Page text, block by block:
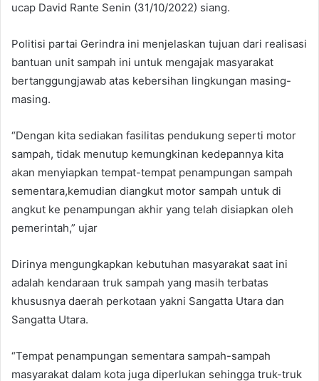
ucap David Rante Senin (31/10/2022) siang.
Politisi partai Gerindra ini menjelaskan tujuan dari realisasi
bantuan unit sampah ini untuk mengajak masyarakat
bertanggungjawab atas kebersihan lingkungan masing-
masing.
“Dengan kita sediakan fasilitas pendukung seperti motor
sampah, tidak menutup kemungkinan kedepannya kita
akan menyiapkan tempat-tempat penampungan sampah
sementara,kemudian diangkut motor sampah untuk di
angkut ke penampungan akhir yang telah disiapkan oleh
pemerintah,” ujar
Dirinya mengungkapkan kebutuhan masyarakat saat ini
adalah kendaraan truk sampah yang masih terbatas
khususnya daerah perkotaan yakni Sangatta Utara dan
Sangatta Utara.
“Tempat penampungan sementara sampah-sampah
masyarakat dalam kota juga diperlukan sehingga truk-truk